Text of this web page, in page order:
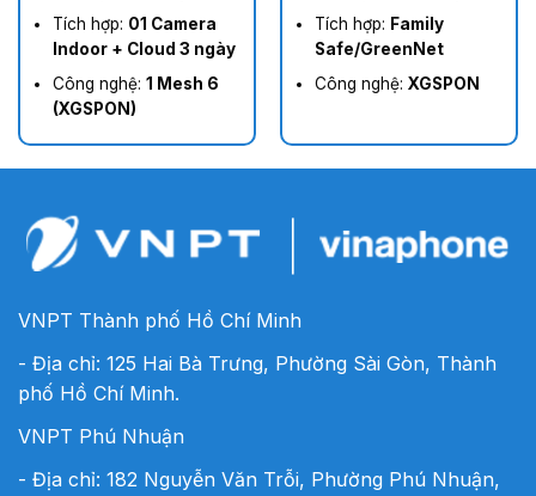
Tích hợp: 01 Camera
Indoor + Cloud 3 ngày
Công nghệ:1 Mesh 6
(XGSPON)
Tích hợp: Family
Safe/GreenNet
Công nghệ:XGSPON
VNPT Thành phố Hồ Chí Minh
- Địa chỉ: 125 Hai Bà Trưng, Phường Sài Gòn, Thành
phố Hồ Chí Minh.
VNPT Phú Nhuận
- Địa chỉ: 182 Nguyễn Văn Trỗi, Phường Phú Nhuận,